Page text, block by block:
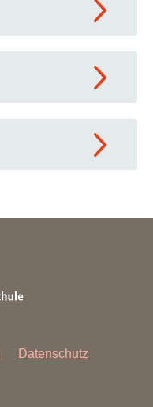
Datenschutz